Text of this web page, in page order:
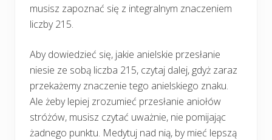
musisz zapoznać się z integralnym znaczeniem
liczby 215.
Aby dowiedzieć się, jakie anielskie przesłanie
niesie ze sobą liczba 215, czytaj dalej, gdyż zaraz
przekażemy znaczenie tego anielskiego znaku.
Ale żeby lepiej zrozumieć przesłanie aniołów
stróżów, musisz czytać uważnie, nie pomijając
żadnego punktu. Medytuj nad nią, by mieć lepszą